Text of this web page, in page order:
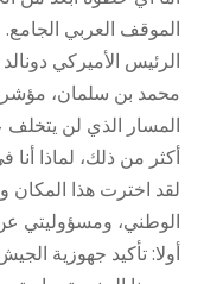
الموقف العربي
الرئيس الأميركي
محمد بن سلمان،
المسار الذي لن
أكثر من ذلك، لماذا أنا
لقد اخترت هذا
الوطني، ومسؤوليتي
أولا: تأكيد جهوزية